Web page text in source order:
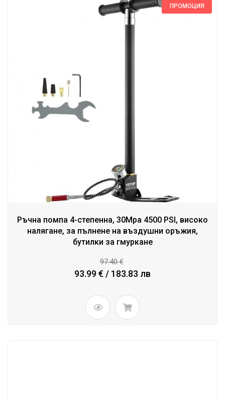
ПРОМОЦИЯ
Ръчна помпа 4-степенна, 30Mpa 4500 PSI, високо
налягане, за пълнене на въздушни оръжия,
бутилки за гмуркане
97.40 €
93.99 € / 183.83 лв